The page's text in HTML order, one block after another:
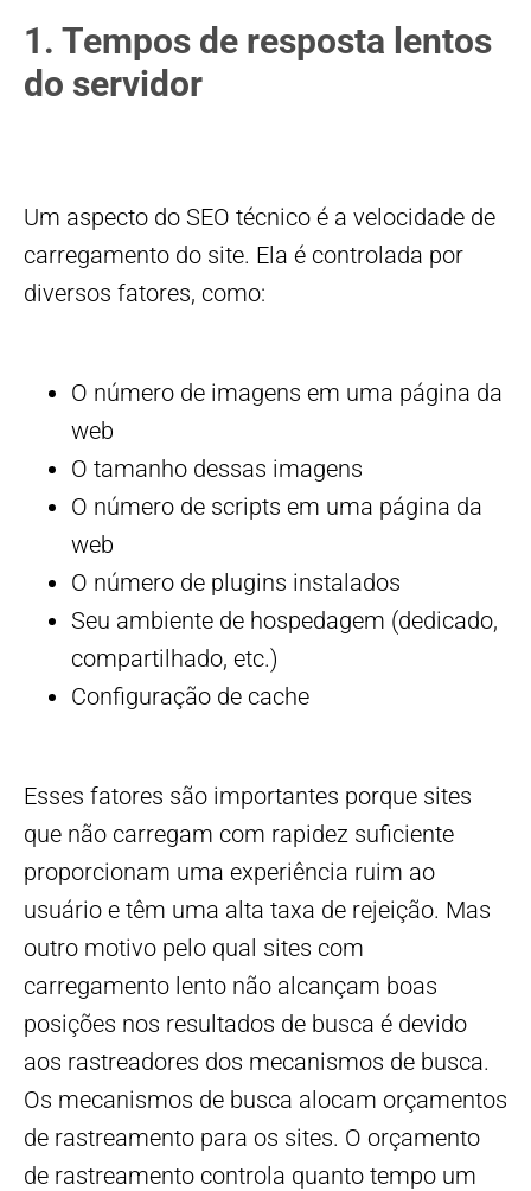
1. Tempos de resposta lentos
do servidor
Um aspecto do SEO técnico é a velocidade de
carregamento do site. Ela é controlada por
diversos fatores, como:
O número de imagens em uma página da
web
O tamanho dessas imagens
O número de scripts em uma página da
web
O número de plugins instalados
Seu ambiente de hospedagem (dedicado,
compartilhado, etc.)
Configuração de cache
Esses fatores são importantes porque sites
que não carregam com rapidez suficiente
proporcionam uma experiência ruim ao
usuário e têm uma alta taxa de rejeição. Mas
outro motivo pelo qual sites com
carregamento lento não alcançam boas
posições nos resultados de busca é devido
aos rastreadores dos mecanismos de busca.
Os mecanismos de busca alocam orçamentos
de rastreamento para os sites. O orçamento
de rastreamento controla quanto tempo um